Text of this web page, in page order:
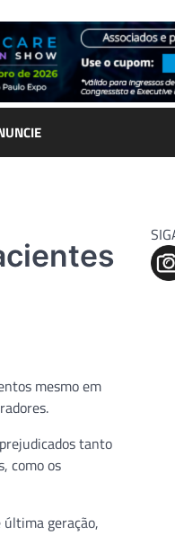
mesmo em
tanto
como os
última geração,